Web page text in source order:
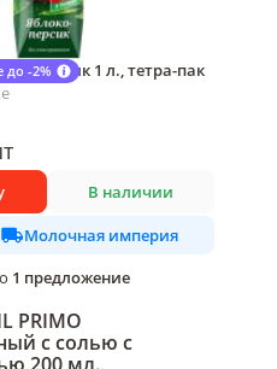
-2%
персик 1 л., тетра-пак
В наличии
Молочная империя
1 предложение